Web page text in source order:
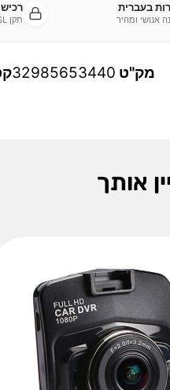
בעברית
אנושי ומהיר תקן PCI-SSL מחמיר
מק"ט 32985653440
אותך